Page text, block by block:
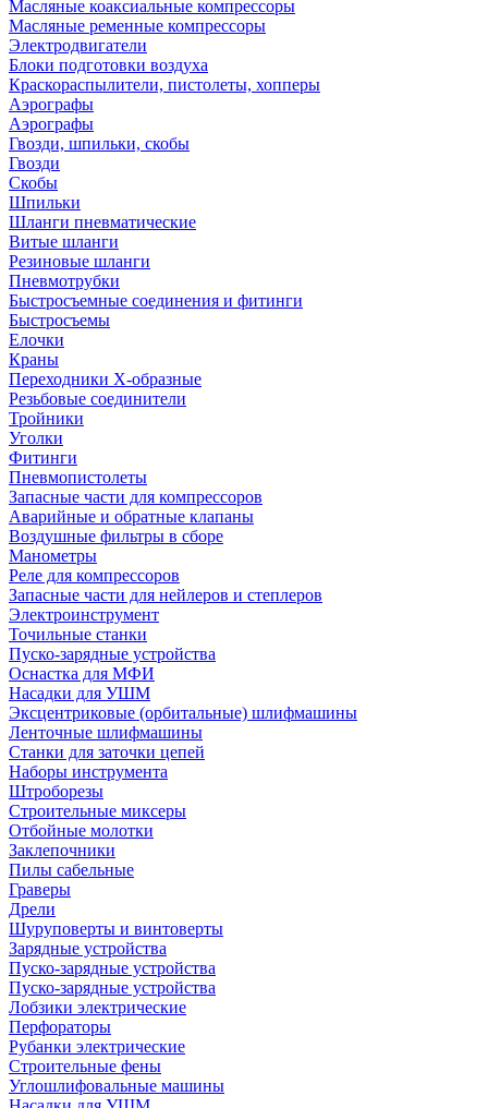
Масляные коаксиальные компрессоры
Масляные ременные компрессоры
Электродвигатели
Блоки подготовки воздуха
Краскораспылители, пистолеты, хопперы
Аэрографы
Аэрографы
Гвозди, шпильки, скобы
Гвозди
Скобы
Шпильки
Шланги пневматические
Витые шланги
Резиновые шланги
Пневмотрубки
Быстросъемные соединения и фитинги
Быстросъемы
Елочки
Краны
Переходники Х-образные
Резьбовые соединители
Тройники
Уголки
Фитинги
Пневмопистолеты
Запасные части для компрессоров
Аварийные и обратные клапаны
Воздушные фильтры в сборе
Манометры
Реле для компрессоров
Запасные части для нейлеров и степлеров
Электроинструмент
Точильные станки
Пуско-зарядные устройства
Оснастка для МФИ
Насадки для УШМ
Эксцентриковые (орбитальные) шлифмашины
Ленточные шлифмашины
Станки для заточки цепей
Наборы инструмента
Штроборезы
Строительные миксеры
Отбойные молотки
Заклепочники
Пилы сабельные
Граверы
Дрели
Шуруповерты и винтоверты
Зарядные устройства
Пуско-зарядные устройства
Пуско-зарядные устройства
Лобзики электрические
Перфораторы
Рубанки электрические
Строительные фены
Углошлифовальные машины